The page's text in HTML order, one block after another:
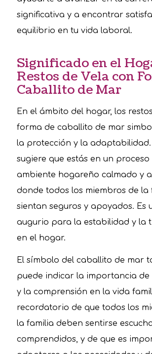
significativa y a encontrar
equilibrio en tu vida laboral.
Significado en el
Restos de Vela con
Caballito de Mar
En el ámbito del hogar, los
forma de caballito de mar
la protección y la
sugiere que estás en un
ambiente hogareño calmado y
donde todos los miembros de la
sientan seguros y apoyados. Es
augurio para la estabilidad y la
en el hogar.
El símbolo del caballito de mar
puede indicar la importancia de
y la comprensión en la vida
recordatorio de que todos los
la familia deben sentirse
comprendidos, y de que es